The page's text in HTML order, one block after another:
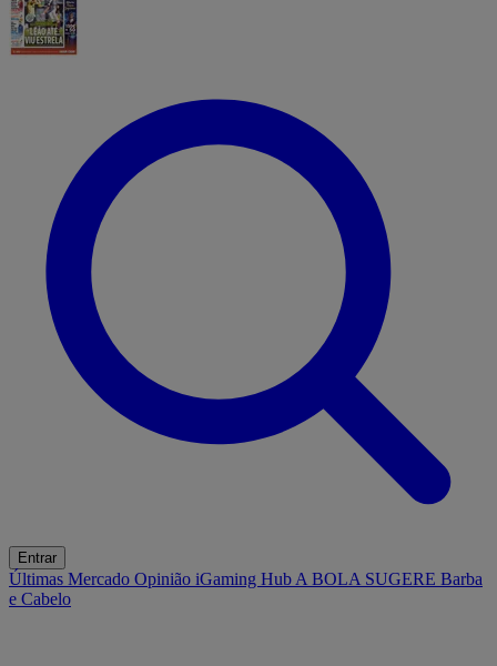
Entrar
Últimas Mercado Opinião iGaming Hub A BOLA SUGERE Barba
e Cabelo